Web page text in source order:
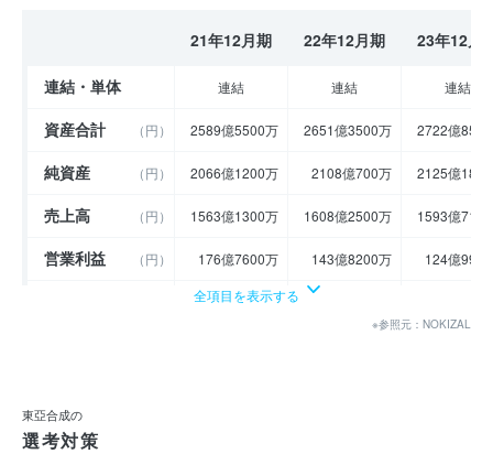
21年12月期 22年12月期 23年12月
連結・単体 連結 連結 連結
資産合計 （円） 2589億5500万 2651億3500万 2722億
純資産 （円） 2066億1200万 2108億700万 2125億
売上高 （円） 1563億1300万 1608億2500万 1593億
営業利益 （円） 176億7600万 143億8200万 124億
189億8300万
売上伸び率
全項目を表示する
※参照元：NOKIZAL
東亞合成の
選考対策